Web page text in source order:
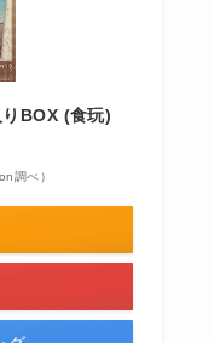
BOX (食玩)
調べ）